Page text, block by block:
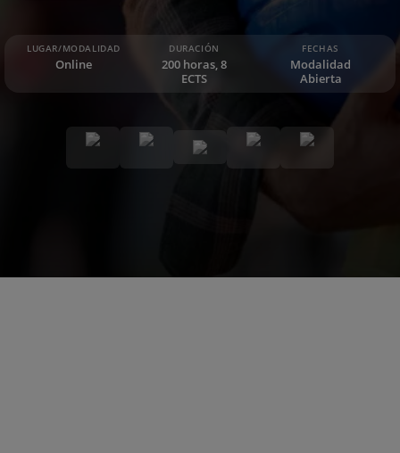
LUGAR/MODALIDAD
Online
DURACIÓN
200 horas, 8
ECTS
FECHAS
Modalidad
Abierta